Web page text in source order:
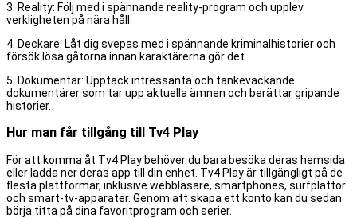
3. Reality: Följ med i spännande reality-program och upplev
verkligheten på nära håll.
4. Deckare: Låt dig svepas med i spännande kriminalhistorier och
försök lösa gåtorna innan karaktärerna gör det.
5. Dokumentär: Upptäck intressanta och tankeväckande
dokumentärer som tar upp aktuella ämnen och berättar gripande
historier.
Hur man får tillgång till Tv4 Play
För att komma åt Tv4 Play behöver du bara besöka deras hemsida
eller ladda ner deras app till din enhet. Tv4 Play är tillgängligt på de
flesta plattformar, inklusive webbläsare, smartphones, surfplattor
och smart-tv-apparater. Genom att skapa ett konto kan du sedan
börja titta på dina favoritprogram och serier.